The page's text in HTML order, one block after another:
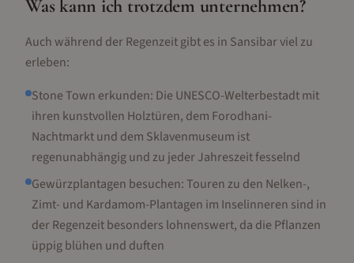
Was kann ich trotzdem unternehmen?
Auch während der Regenzeit gibt es in Sansibarviel zu
erleben:
Stone Town erkunden: Die UNESCO-Welterbestadt mit
ihren kunstvollen Holztüren, dem Forodhani-
Nachtmarkt und dem Sklavenmuseum ist
regenunabhängig und zu jeder Jahreszeit fesselnd
Gewürzplantagen besuchen: Touren zu den Nelken-,
Zimt- und Kardamom-Plantagen im Inselinneren sind in
der Regenzeit besonders lohnenswert, da die Pflanzen
üppig blühen und duften